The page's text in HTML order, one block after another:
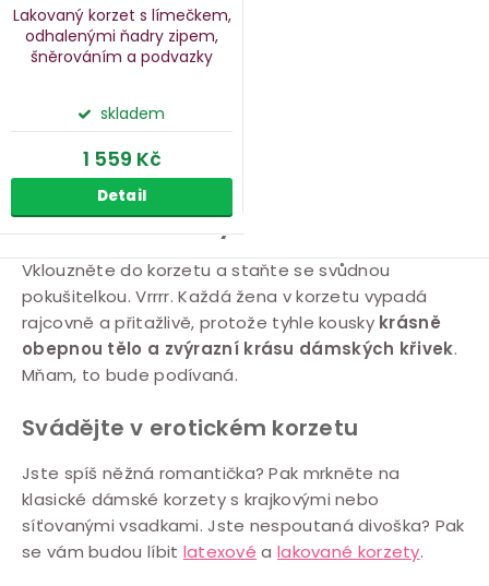
Lakovaný korzet s límečkem,
odhalenými ňadry zipem,
šněrováním a podvazky
skladem
1 559 Kč
Detail
Dámské korzety
Vklouzněte do korzetu a staňte se svůdnou
pokušitelkou. Vrrrr. Každá žena v korzetu vypadá
rajcovně a přitažlivě, protože tyhle kousky krásně
obepnou tělo a zvýrazní krásu dámských křivek.
Mňam, to bude podívaná.
Svádějte v erotickém korzetu
Jste spíš něžná romantička? Pak mrkněte na
klasické dámské korzety s krajkovými nebo
síťovanými vsadkami. Jste nespoutaná divoška? Pak
se vám budou líbit latexové a lakované korzety.